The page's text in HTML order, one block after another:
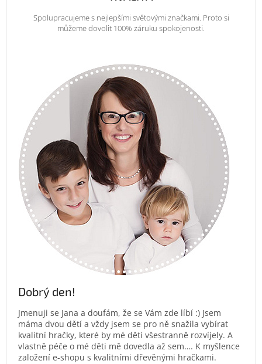
Spolupracujeme s nejlepšími světovými značkami. Proto si
můžeme dovolit 100% záruku spokojenosti.
Dobrý den!
Jmenuji se Jana a doufám, že se Vám zde líbí :) Jsem
máma dvou dětí a vždy jsem se pro ně snažila vybírat
kvalitní hračky, které by mé děti všestranně rozvíjely. A
vlastně péče o mé děti mě dovedla až sem…. K myšlence
založení e-shopu s kvalitními dřevěnými hračkami.